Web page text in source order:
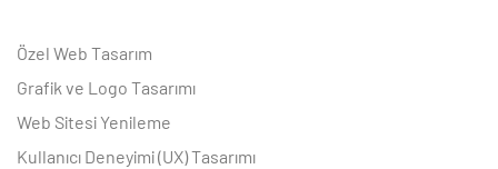
Özel Web Tasarım
Grafik ve Logo Tasarımı
Web Sitesi Yenileme
Kullanıcı Deneyimi (UX) Tasarımı